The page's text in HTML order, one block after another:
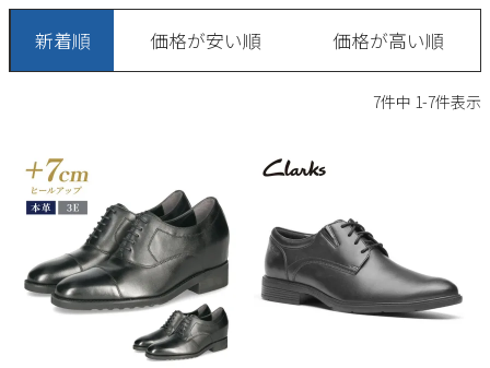
すべての商品
パンプス
スニーカー
ローファー
カジュアルシューズ
レインシューズ
スニーカー
ビジネス・ドレスシューズ
すべての商品
サンダル
レインシューズ
スニーカー
すべての商品
レディース新入荷
メンズ新入荷
SALE
すべての商品
レディースSALE
バッグ
新着順 価格が安い順 価格が高い順
7件中 1-7件表示